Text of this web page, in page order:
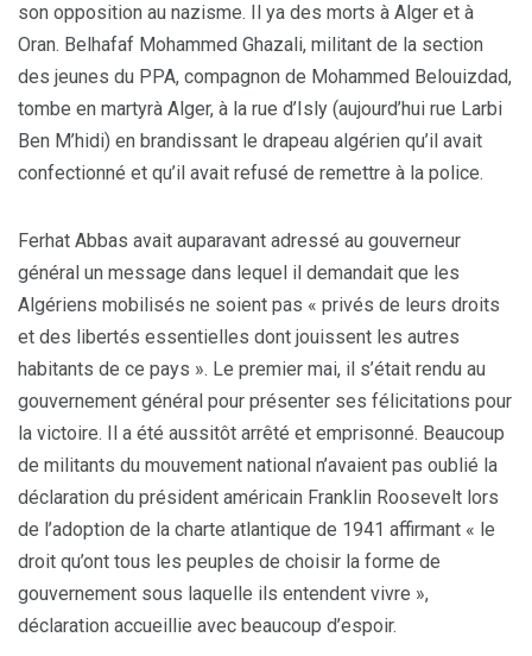
son opposition au nazisme. Il ya des morts à Alger et à
Oran. Belhafaf Mohammed Ghazali, militant de la section
des jeunes du PPA, compagnon de Mohammed Belouizdad,
tombe en martyrà Alger, à la rue d’Isly (aujourd’hui rue Larbi
Ben M’hidi) en brandissant le drapeau algérien qu’il avait
confectionné et qu’il avait refusé de remettre à la police.
Ferhat Abbas avait auparavant adressé au gouverneur
général un message dans lequel il demandait que les
Algériens mobilisés ne soient pas « privés de leurs droits
et des libertés essentielles dont jouissent les autres
habitants de ce pays ». Le premier mai, il s’était rendu au
gouvernement général pour présenter ses félicitations pour
la victoire. Il a été aussitôt arrêté et emprisonné. Beaucoup
de militants du mouvement national n’avaient pas oublié la
déclaration du président américain Franklin Roosevelt lors
de l’adoption de la charte atlantique de 1941 affirmant « le
droit qu’ont tous les peuples de choisir la forme de
gouvernement sous laquelle ils entendent vivre »,
déclaration accueillie avec beaucoup d’espoir.